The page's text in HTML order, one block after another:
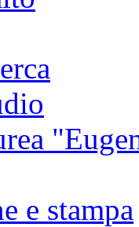
e stampa